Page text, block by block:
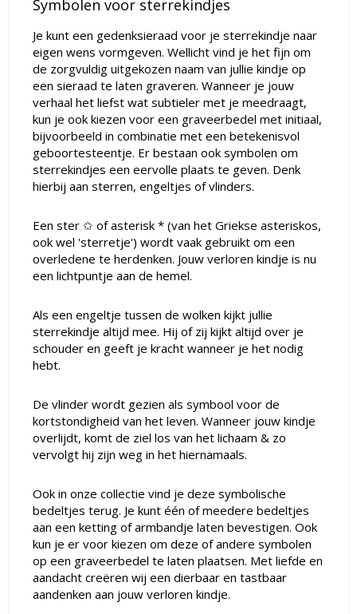
Symbolen voor sterrekindjes
Je kunt een gedenksieraad voor je sterrekindje naar
eigen wens vormgeven. Wellicht vind je het fijn om
de zorgvuldig uitgekozen naam van jullie kindje op
een sieraad te laten graveren. Wanneer je jouw
verhaal het liefst wat subtieler met je meedraagt,
kun je ook kiezen voor een graveerbedel met initiaal,
bijvoorbeeld in combinatie met een betekenisvol
geboortesteentje. Er bestaan ook symbolen om
sterrekindjes een eervolle plaats te geven. Denk
hierbij aan sterren, engeltjes of vlinders.
Een ster ✩ of asterisk * (van het Griekse asteriskos,
ook wel 'sterretje') wordt vaak gebruikt om een
overledene te herdenken. Jouw verloren kindje is nu
een lichtpuntje aan de hemel.
Als een engeltje tussen de wolken kijkt jullie
sterrekindje altijd mee. Hij of zij kijkt altijd over je
schouder en geeft je kracht wanneer je het nodig
hebt.
De vlinder wordt gezien als symbool voor de
kortstondigheid van het leven. Wanneer jouw kindje
overlijdt, komt de ziel los van het lichaam & zo
vervolgt hij zijn weg in het hiernamaals.
Ook in onze collectie vind je deze symbolische
bedeltjes terug. Je kunt één of meedere bedeltjes
aan een ketting of armbandje laten bevestigen. Ook
kun je er voor kiezen om deze of andere symbolen
op een graveerbedel te laten plaatsen. Met liefde en
aandacht creëren wij een dierbaar en tastbaar
aandenken aan jouw verloren kindje.